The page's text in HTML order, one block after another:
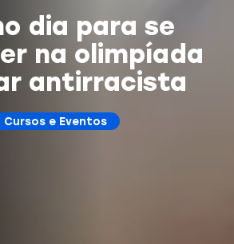
dia para se
na olimpíada
antirracista
Cursos e Eventos